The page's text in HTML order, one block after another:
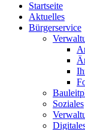
Startseite
Aktuelles
Bürgerservice
Soziales